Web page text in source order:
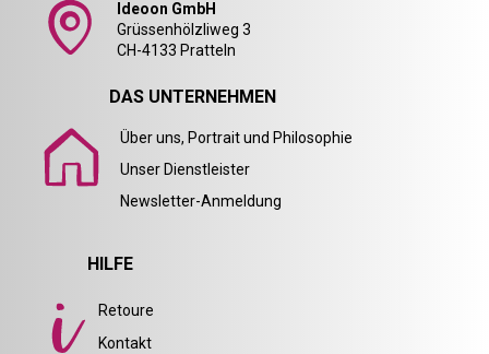
Ideoon GmbH
Grüssenhölzliweg 3
CH-4133 Pratteln
DAS UNTERNEHMEN
Über uns, Portrait und Philosophie
Unser Dienstleister
Newsletter-Anmeldung
HILFE
Retoure
Kontakt